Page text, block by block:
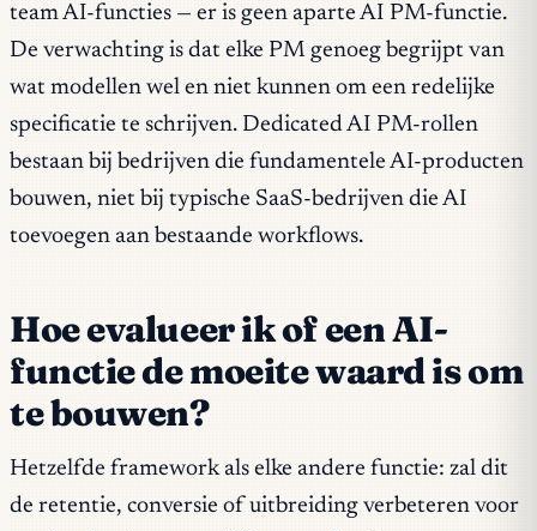
team AI-functies — er is geen aparte AI PM-functie.
De verwachting is dat elke PM genoeg begrijpt van
wat modellen wel en niet kunnen om een redelijke
specificatie te schrijven. Dedicated AI PM-rollen
bestaan bij bedrijven die fundamentele AI-producten
bouwen, niet bij typische SaaS-bedrijven die AI
toevoegen aan bestaande workflows.
Hoe evalueer ik of een AI-
functie de moeite waard is om
te bouwen?
Hetzelfde framework als elke andere functie: zal dit
de retentie, conversie of uitbreiding verbeteren voor